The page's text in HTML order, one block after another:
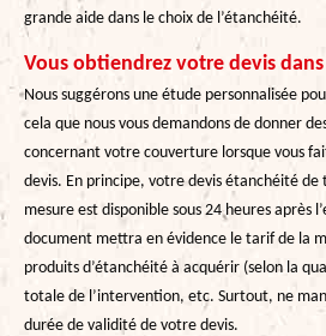
grande aide dans le choix de l’étanchéité.
Vous obtiendrez votre devis
Nous suggérons une étude personnalisée
cela que nous vous demandons de donner
concernant votre couverture lorsque vous
devis. En principe, votre devis étanchéité
mesure est disponible sous 24 heures après
document mettra en évidence le tarif de la
produits d’étanchéité à acquérir (selon la
totale de l’intervention, etc. Surtout, ne
durée de validité de votre devis.